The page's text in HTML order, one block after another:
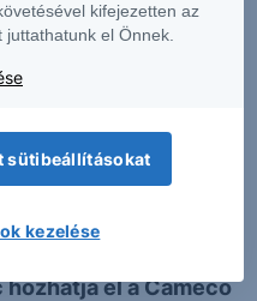
el a Cameco
kifejezetten az
el Önnek.
sütibeállításokat
kezelése